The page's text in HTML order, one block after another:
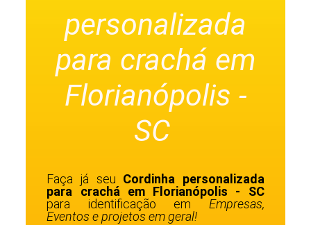
personalizada
para crachá em
Florianópolis -
SC
Faça já seu Cordinha personalizada
para crachá em Florianópolis - SC
para identificação em Empresas,
Eventos e projetos em geral!